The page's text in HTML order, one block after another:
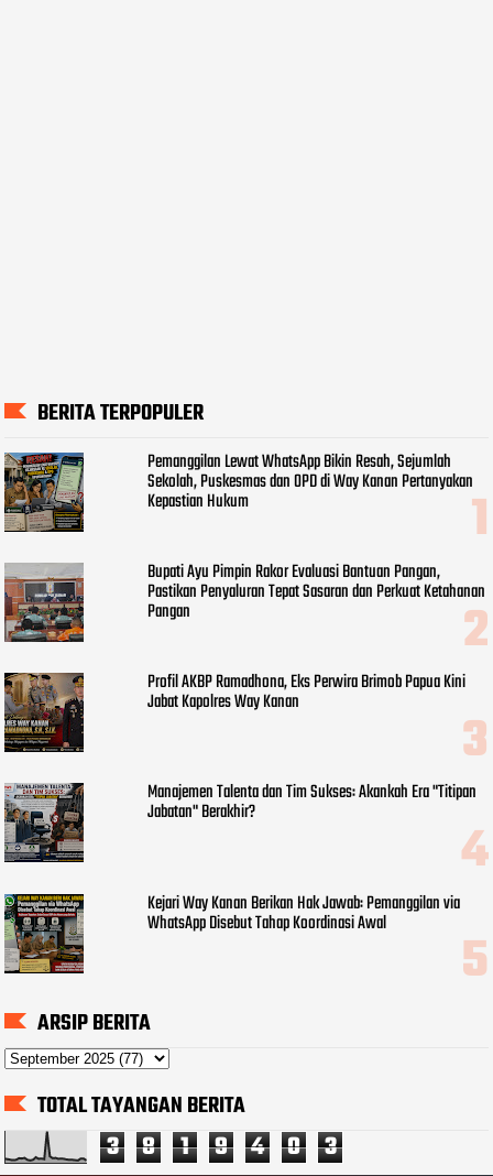
BERITA TERPOPULER
Pemanggilan Lewat WhatsApp Bikin Resah, Sejumlah
Sekolah, Puskesmas dan OPD di Way Kanan Pertanyakan
Kepastian Hukum
Bupati Ayu Pimpin Rakor Evaluasi Bantuan Pangan,
Pastikan Penyaluran Tepat Sasaran dan Perkuat Ketahanan
Pangan
Profil AKBP Ramadhona, Eks Perwira Brimob Papua Kini
Jabat Kapolres Way Kanan
Manajemen Talenta dan Tim Sukses: Akankah Era "Titipan
Jabatan" Berakhir?
Kejari Way Kanan Berikan Hak Jawab: Pemanggilan via
WhatsApp Disebut Tahap Koordinasi Awal
ARSIP BERITA
TOTAL TAYANGAN BERITA
3 8 1 9 4 0 3